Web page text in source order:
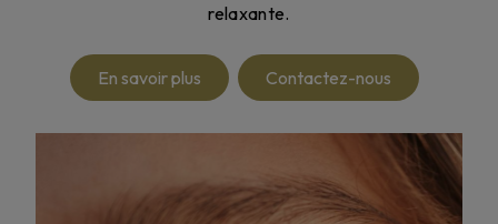
relaxante.
En savoir plus Contactez-nous